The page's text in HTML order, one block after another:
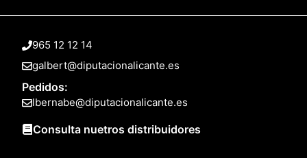
965 12 12 14
galbert@diputacionalicante.es
Pedidos:
lbernabe@diputacionalicante.es
Consulta nuetros distribuidores